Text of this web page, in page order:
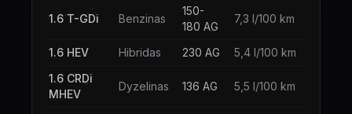
1.6 T-GDi Benzinas
150-
180 AG
7,3 l/100 km
1.6 HEV Hibridas 230 AG
5,4 l/100 km
1.6 CRDi
MHEV
Dyzelinas 136 AG 5,5 l/100 km